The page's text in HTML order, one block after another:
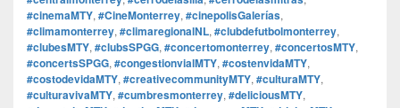
#cinemaMTY, #CineMonterrey, #cinepolisGalerías,
#climamonterrey, #climaregionalNL, #clubdefutbolmonterrey,
#clubesMTY, #clubsSPGG, #concertomonterrey, #concertosMTY,
#concertsSPGG, #congestionvialMTY, #costenvidaMTY,
#costodevidaMTY, #creativecommunityMTY, #culturaMTY,
#culturavivaMTY, #cumbresmonterrey, #deliciousMTY,